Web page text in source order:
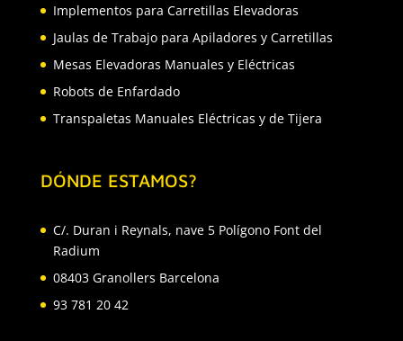
Implementos para Carretillas Elevadoras
Jaulas de Trabajo para Apiladores y Carretillas
Mesas Elevadoras Manuales y Eléctricas
Robots de Enfardado
Transpaletas Manuales Eléctricas y de Tijera
DÓNDE ESTAMOS?
C/. Duran i Reynals, nave 5 Polígono Font del
Radium
08403 Granollers Barcelona
93 781 20 42